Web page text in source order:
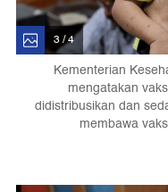
3 / 4
Kementerian
mengatakan
didistribusikan dan
membawa